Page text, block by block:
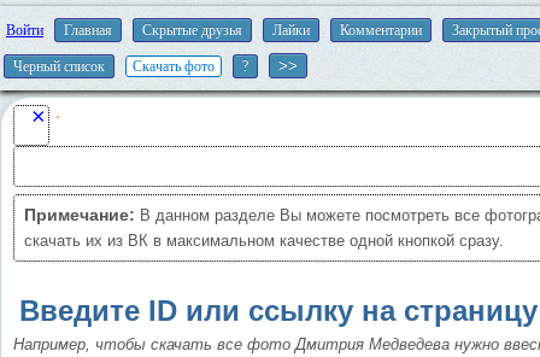
Войти Главная Скрытые друзья Лайки Комментарии Закрытый
Черный список Скачать фото ?
×
Примечание: В данном разделе Вы можете посмотреть все
скачать их из ВК в максимальном качестве одной кнопкой сразу.
Введите ID или ссылку на
Например, чтобы скачать все фото Дмитрия Медведева нужно